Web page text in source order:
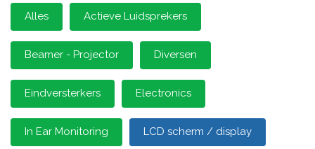
Alles Actieve Luidsprekers
Beamer - Projector Diversen
Eindversterkers Electronics
In Ear Monitoring LCD scherm / display